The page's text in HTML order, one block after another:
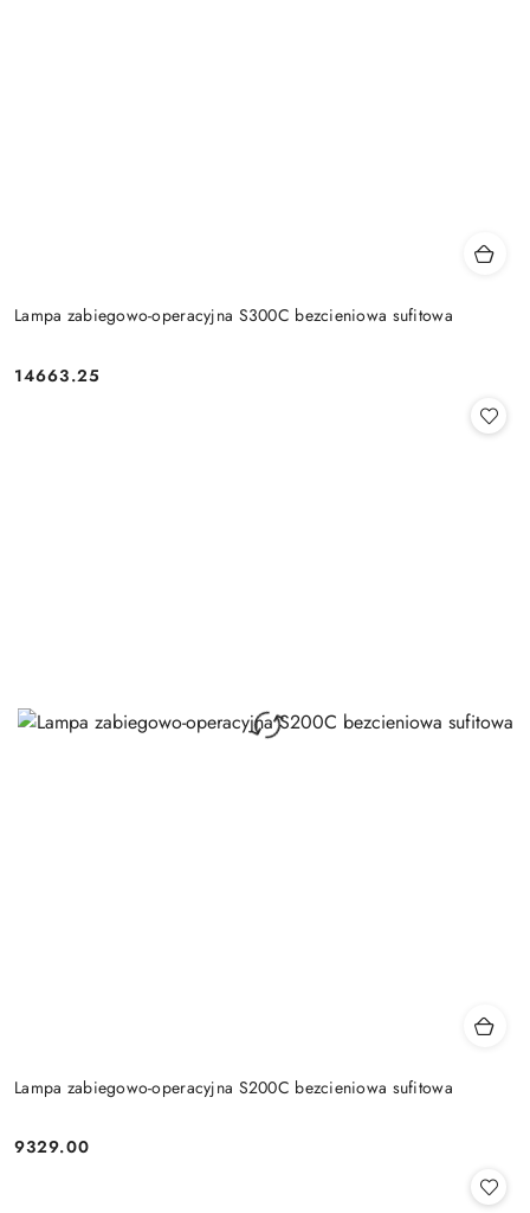
Lampa zabiegowo-operacyjna S300C bezcieniowa sufitowa
Cena:
14663.25
Lampa zabiegowo-operacyjna S200C bezcieniowa sufitowa
Cena:
9329.00